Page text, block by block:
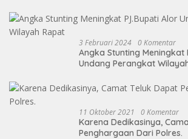
3 Februari 2024 0 Komentar
Angka Stunting Meningkat PJ.Bupati Alor
11 Oktober 2021 0 Komentar
Karena Dedikasinya,
Penghargaan Dari Polres.